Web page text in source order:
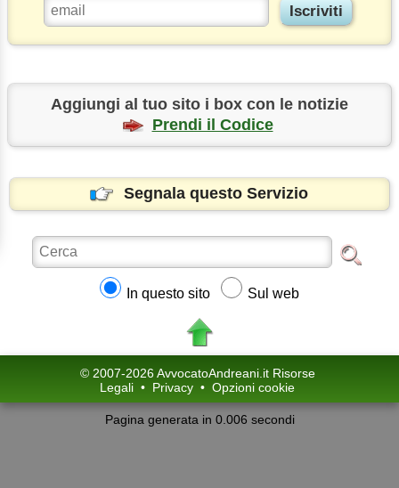
Aggiungi al tuo sito i box con le notizie
Prendi il Codice
Segnala questo Servizio
In questo sito Sul web
© 2007-2026 AvvocatoAndreani.it Risorse
Legali • Privacy • Opzioni cookie
Pagina generata in 0.006 secondi